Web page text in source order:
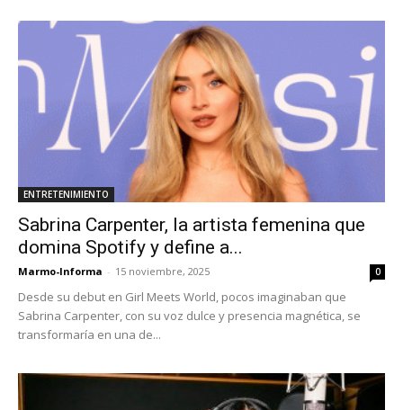
ENTRETENIMIENTO
Sabrina Carpenter, la artista femenina que
domina Spotify y define a...
Marmo-Informa - 15 noviembre, 2025 0
Desde su debut en Girl Meets World, pocos imaginaban que
Sabrina Carpenter, con su voz dulce y presencia magnética, se
transformaría en una de...